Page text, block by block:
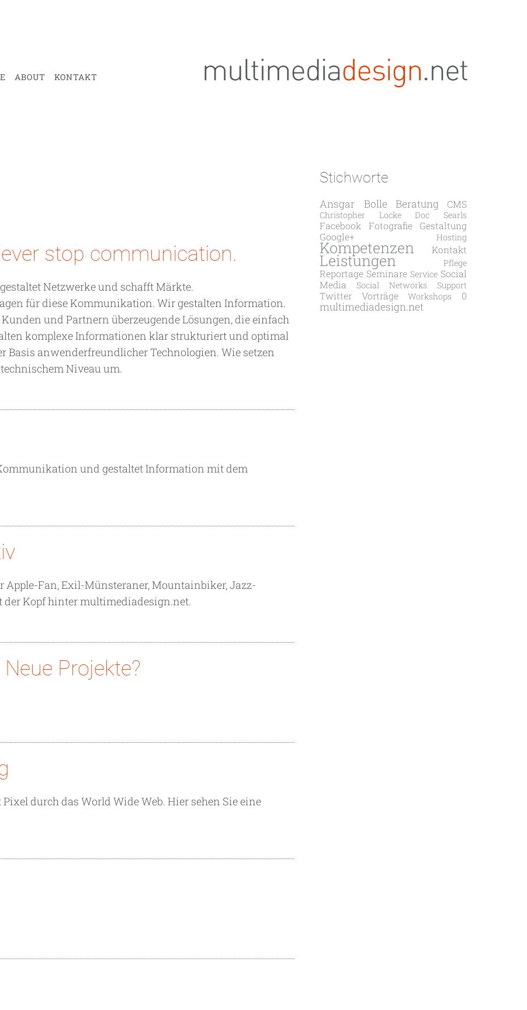
ABOUT KONTAKT
stop communication.
Netzwerke und schafft Märkte.
für diese Kommunikation. Wir gestalten Information.
und Partnern überzeugende Lösungen, die einfach
komplexe Informationen klar strukturiert und optimal
Basis anwenderfreundlicher Technologien. Wie setzen
Niveau um.
und gestaltet Information mit dem
Fan, Exil-Münsteraner, Mountainbiker, Jazz-
der Kopf hinter multimediadesign.net.
Projekte?
durch das World Wide Web. Hier sehen Sie eine
Stichworte
Ansgar Bolle Beratung CMS
Christopher Locke Doc Searls
Facebook Fotografie
Gestaltung
Google+
Hosting
Kompetenzen Kontakt
Leistungen Pflege
Reportage Seminare Service Social
Media
Social Networks Support
Twitter Vorträge Workshops 0
multimediadesign.net